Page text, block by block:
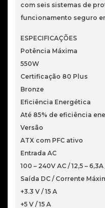
com seis sistemas de
funcionamento seguro
ESPECIFICAÇÕES
Potência Máxima
550W
Certificação 80 Plus
Bronze
Eficiência Energética
Até 85% de eficiência
Versão
ATX com PFC ativo
Entrada AC
100 – 240V AC / 12,5 –
Saída DC / Corrente
+3.3 V / 15 A
+5 V / 15 A